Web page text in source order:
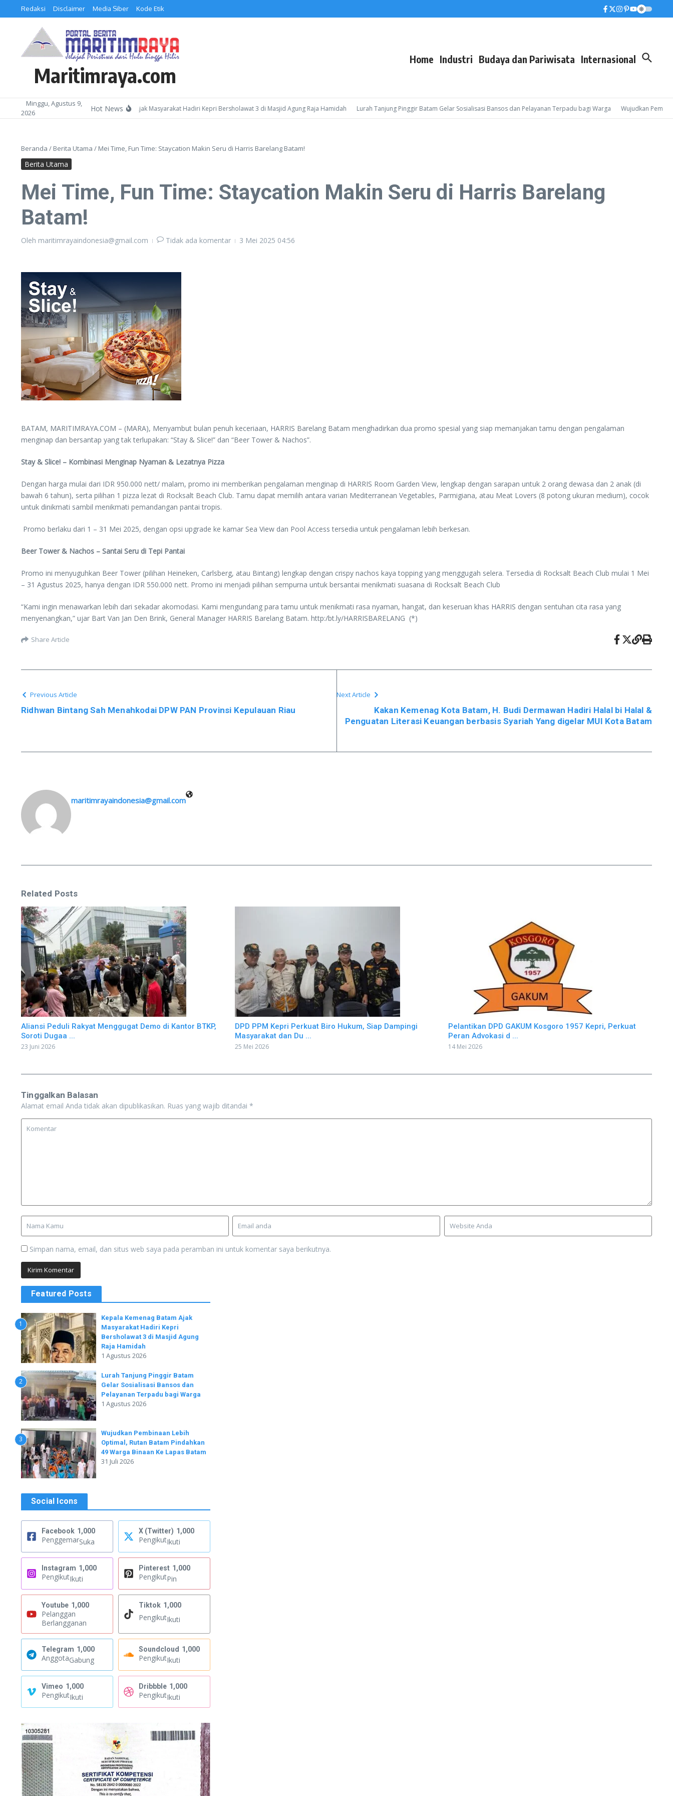
Lewati ke konten
Redaksi Disclaimer Media Siber Kode Etik
Maritimraya.com
Home Industri Budaya dan Pariwisata Internasional
Minggu, Agustus 9,
2026
Hot News
Kepala Kemenag Batam Ajak Masyarakat Hadiri Kepri Bersholawat 3 di Masjid Agung Raja Hamidah Lurah Tanjung Pinggir Batam Gelar Sosialisasi Bansos dan Pelayanan Terpadu bagi Warga Wujudkan Pembinaan
Beranda / Berita Utama / Mei Time, Fun Time: Staycation Makin Seru di Harris Barelang Batam!
Berita Utama
Mei Time, Fun Time: Staycation Makin Seru di Harris Barelang
Batam!
Oleh maritimrayaindonesia@gmail.com Tidak ada komentar 3 Mei 2025 04:56
BATAM, MARITIMRAYA.COM – (MARA), Menyambut bulan penuh keceriaan, HARRIS Barelang Batam menghadirkan dua promo spesial yang siap memanjakan tamu dengan pengalaman
menginap dan bersantap yang tak terlupakan: “Stay & Slice!” dan “Beer Tower & Nachos”.
Stay & Slice! – Kombinasi Menginap Nyaman & Lezatnya Pizza
Dengan harga mulai dari IDR 950.000 nett/ malam, promo ini memberikan pengalaman menginap di HARRIS Room Garden View, lengkap dengan sarapan untuk 2 orang dewasa dan 2 anak (di
bawah 6 tahun), serta pilihan 1 pizza lezat di Rocksalt Beach Club. Tamu dapat memilih antara varian Mediterranean Vegetables, Parmigiana, atau Meat Lovers (8 potong ukuran medium), cocok
untuk dinikmati sambil menikmati pemandangan pantai tropis.
Promo berlaku dari 1 – 31 Mei 2025, dengan opsi upgrade ke kamar Sea View dan Pool Access tersedia untuk pengalaman lebih berkesan.
Beer Tower & Nachos – Santai Seru di Tepi Pantai
Promo ini menyuguhkan Beer Tower (pilihan Heineken, Carlsberg, atau Bintang) lengkap dengan crispy nachos kaya topping yang menggugah selera. Tersedia di Rocksalt Beach Club mulai 1 Mei
– 31 Agustus 2025, hanya dengan IDR 550.000 nett. Promo ini menjadi pilihan sempurna untuk bersantai menikmati suasana di Rocksalt Beach Club
“Kami ingin menawarkan lebih dari sekadar akomodasi. Kami mengundang para tamu untuk menikmati rasa nyaman, hangat, dan keseruan khas HARRIS dengan sentuhan cita rasa yang
menyenangkan,” ujar Bart Van Jan Den Brink, General Manager HARRIS Barelang Batam. http:/bt.ly/HARRISBARELANG (*)
Share Article
Previous Article
Ridhwan Bintang Sah Menahkodai DPW PAN Provinsi Kepulauan Riau
Next Article
Kakan Kemenag Kota Batam, H. Budi Dermawan Hadiri Halal bi Halal &
Penguatan Literasi Keuangan berbasis Syariah Yang digelar MUI Kota Batam
maritimrayaindonesia@gmail.com
Related Posts
Aliansi Peduli Rakyat Menggugat Demo di Kantor BTKP,
Soroti Dugaa ...
23 Juni 2026
DPD PPM Kepri Perkuat Biro Hukum, Siap Dampingi
Masyarakat dan Du ...
25 Mei 2026
Pelantikan DPD GAKUM Kosgoro 1957 Kepri, Perkuat
Peran Advokasi d ...
14 Mei 2026
Tinggalkan Balasan
Alamat email Anda tidak akan dipublikasikan. Ruas yang wajib ditandai *
Simpan nama, email, dan situs web saya pada peramban ini untuk komentar saya berikutnya.
Featured Posts
1
Kepala Kemenag Batam Ajak
Masyarakat Hadiri Kepri
Bersholawat 3 di Masjid Agung
Raja Hamidah
1 Agustus 2026
2
Lurah Tanjung Pinggir Batam
Gelar Sosialisasi Bansos dan
Pelayanan Terpadu bagi Warga
1 Agustus 2026
3
Wujudkan Pembinaan Lebih
Optimal, Rutan Batam Pindahkan
49 Warga Binaan Ke Lapas Batam
31 Juli 2026
Social Icons
Facebook 1,000
PenggemarSuka
X (Twitter) 1,000
PengikutIkuti
Instagram 1,000
PengikutIkuti
Pinterest 1,000
PengikutPin
Youtube 1,000
Pelanggan
Berlangganan
Tiktok 1,000
PengikutIkuti
Telegram 1,000
AnggotaGabung
Soundcloud 1,000
PengikutIkuti
Vimeo 1,000
PengikutIkuti
Dribbble 1,000
PengikutIkuti